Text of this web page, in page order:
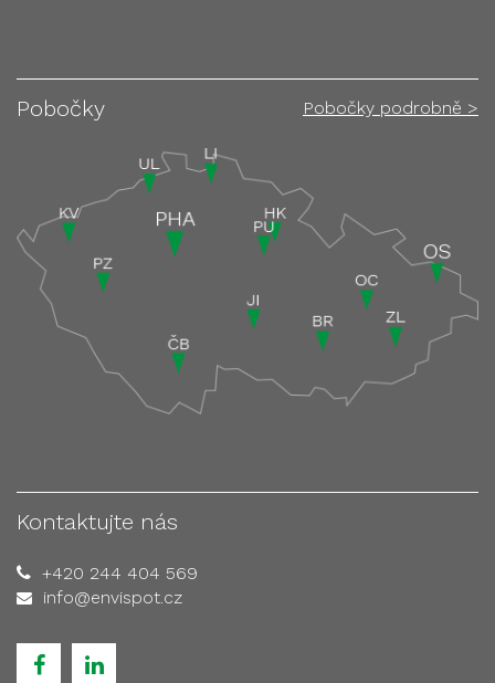
Pobočky Pobočky podrobně >
Kontaktujte nás
+420 244 404 569
info@envispot.cz